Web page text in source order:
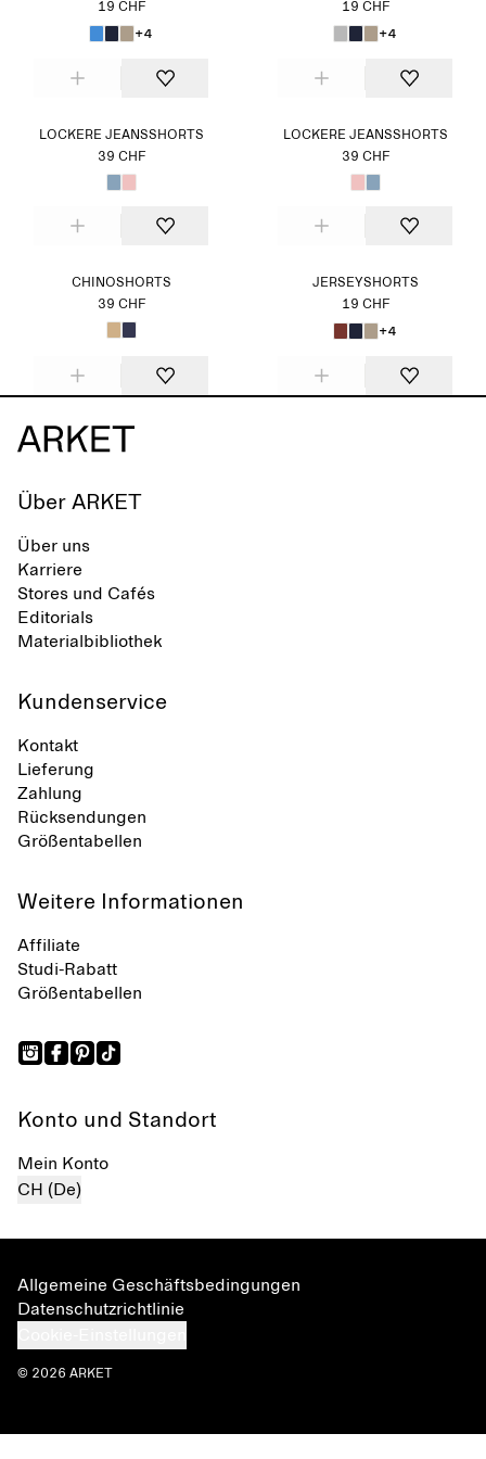
19 CHF
+4
19 CHF
+4
LOCKERE JEANSSHORTS
39 CHF
LOCKERE JEANSSHORTS
39 CHF
CHINOSHORTS
39 CHF
JERSEYSHORTS
19 CHF
+4
Über ARKET
Über uns
Karriere
Stores und Cafés
Editorials
Materialbibliothek
Kundenservice
Kontakt
Lieferung
Zahlung
Rücksendungen
Größentabellen
Weitere Informationen
Affiliate
Studi-Rabatt
Größentabellen
Konto und Standort
Mein Konto
CH (De)
Allgemeine Geschäftsbedingungen
Datenschutzrichtlinie
© 2026 ARKET